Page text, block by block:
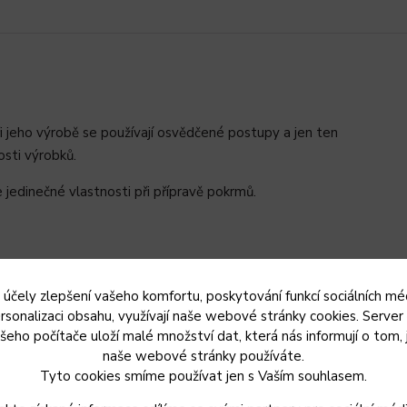
účely zlepšení vašeho komfortu, poskytování funkcí sociálních
obsahu, využívají naše webové stránky cookies. Server
počítače uloží malé množství dat, která nás informují o tom,
naše webové stránky používáte.
Tyto cookies smíme používat jen s Vaším souhlasem.
výrobě se používají osvědčené postupy a jen ten
výrobků.
vlastnosti při přípravě pokrmů.
5 l
15 cm
2 mm
ano